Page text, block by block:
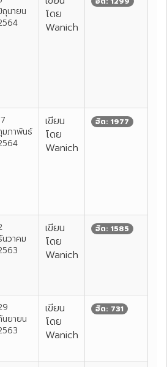
ถุนายน
โดย
Wanich
มภาพันธ์
เขียน
โดย
Wanich
ฮิต: 1977
นวาคม
เขียน
โดย
Wanich
ฮิต: 1585
นยายน
เขียน
โดย
Wanich
ฮิต: 731